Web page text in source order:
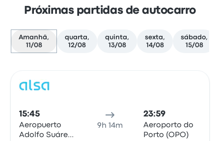
Próximas partidas de autocarro
Amanhã,
11/08
quarta,
12/08
quinta,
13/08
sexta,
14/08
sábado,
15/08
15:45
Aeropuerto
Adolfo Suárez
9h 14m
23:59
Aeroporto do
Porto (OPO)